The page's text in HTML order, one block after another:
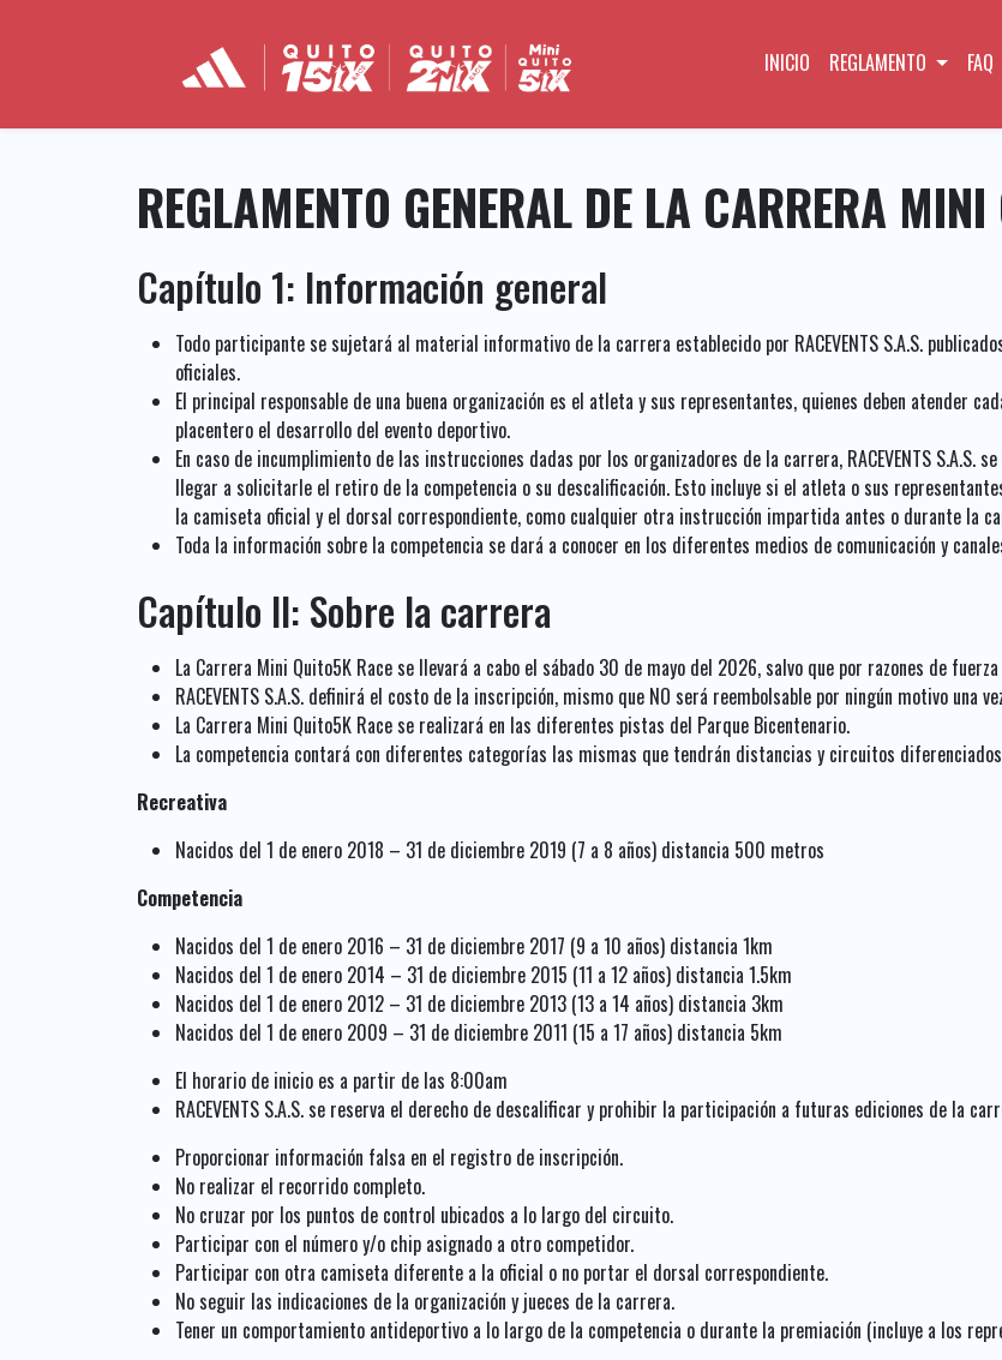
INICIO REGLAMENTO FAQ
REGLAMENTO GENERAL DE LA CARRERA
Capítulo 1: Información general
Todo participante se sujetará al material informativo de la carrera establecido por RACEVENTS S.A.S.
oficiales.
El principal responsable de una buena organización es el atleta y sus representantes, quienes deben atender
placentero el desarrollo del evento deportivo.
En caso de incumplimiento de las instrucciones dadas por los organizadores de la carrera, RACEVENTS S.A.S.
llegar a solicitarle el retiro de la competencia o su descalificación. Esto incluye si el atleta o sus
la camiseta oficial y el dorsal correspondiente, como cualquier otra instrucción impartida antes o durante la
Toda la información sobre la competencia se dará a conocer en los diferentes medios de comunicación y
Capítulo II: Sobre la carrera
La Carrera Mini Quito5K Race se llevará a cabo el sábado 30 de mayo del 2026, salvo que por razones de
RACEVENTS S.A.S. definirá el costo de la inscripción, mismo que NO será reembolsable por ningún motivo una
La Carrera Mini Quito5K Race se realizará en las diferentes pistas del Parque Bicentenario.
La competencia contará con diferentes categorías las mismas que tendrán distancias y circuitos
Recreativa
Nacidos del 1 de enero 2018 – 31 de diciembre 2019 (7 a 8 años) distancia 500 metros
Competencia
Nacidos del 1 de enero 2016 – 31 de diciembre 2017 (9 a 10 años) distancia 1km
Nacidos del 1 de enero 2014 – 31 de diciembre 2015 (11 a 12 años) distancia 1.5km
Nacidos del 1 de enero 2012 – 31 de diciembre 2013 (13 a 14 años) distancia 3km
Nacidos del 1 de enero 2009 – 31 de diciembre 2011 (15 a 17 años) distancia 5km
El horario de inicio es a partir de las 8:00am
RACEVENTS S.A.S. se reserva el derecho de descalificar y prohibir la participación a futuras ediciones de la
Proporcionar información falsa en el registro de inscripción.
No realizar el recorrido completo.
No cruzar por los puntos de control ubicados a lo largo del circuito.
Participar con el número y/o chip asignado a otro competidor.
Participar con otra camiseta diferente a la oficial o no portar el dorsal correspondiente.
No seguir las indicaciones de la organización y jueces de la carrera.
Tener un comportamiento antideportivo a lo largo de la competencia o durante la premiación (incluye a los